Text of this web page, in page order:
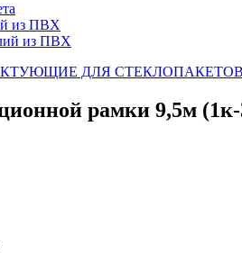
из ПВХ
из ПВХ
ДЛЯ СТЕКЛОПАКЕТОВ
рамки 9,5м